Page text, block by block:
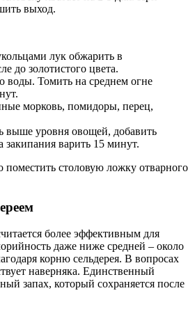
выход.
лук обжарить в
до золотистого цвета.
воды. Томить на среднем огне
морковь, помидоры, перец,
выше уровня овощей, добавить
закипания варить 15 минут.
столовую ложку отварного
более эффективным для
даже ниже средней – около
корню сельдерея. В вопросах
наверняка. Единственный
запах, который сохраняется после